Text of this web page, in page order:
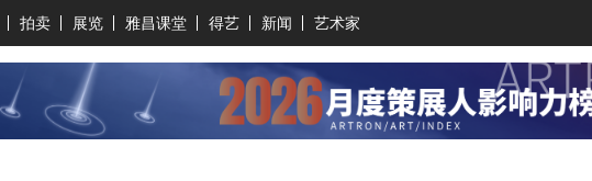
拍卖 展览 雅昌课堂 得艺 新闻 艺术家